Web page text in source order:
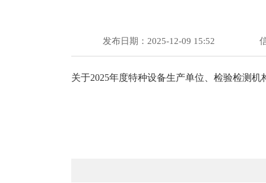
发布日期：2025-12-09 15:52
关于2025年度特种设备生产单位、检验检测机